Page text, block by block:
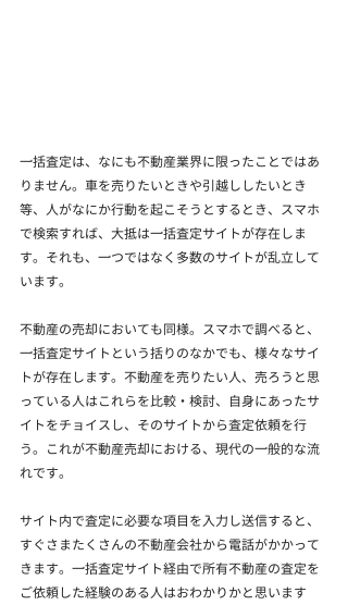
一括査定は、なにも不動産業界に限ったことではあ
りません。車を売りたいときや引越ししたいとき
等、人がなにか行動を起こそうとするとき、スマホ
で検索すれば、大抵は一括査定サイトが存在しま
す。それも、一つではなく多数のサイトが乱立して
います。
不動産の売却においても同様。スマホで調べると、
一括査定サイトという括りのなかでも、様々なサイ
トが存在します。不動産を売りたい人、売ろうと思
っている人はこれらを比較・検討、自身にあったサ
イトをチョイスし、そのサイトから査定依頼を行
う。これが不動産売却における、現代の一般的な流
れです。
サイト内で査定に必要な項目を入力し送信すると、
すぐさまたくさんの不動産会社から電話がかかって
きます。一括査定サイト経由で所有不動産の査定を
ご依頼した経験のある人はおわかりかと思います